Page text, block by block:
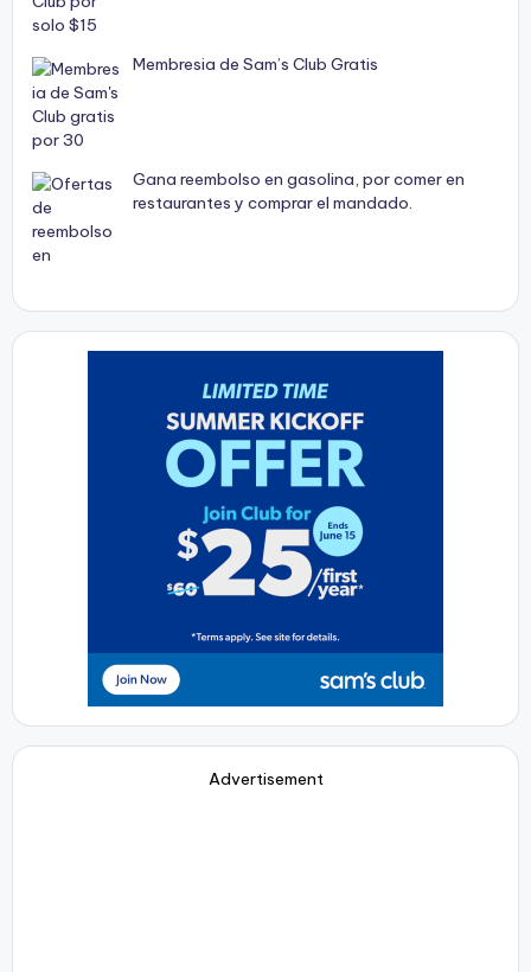
Membresia de Sam’s Club Gratis
Gana reembolso en gasolina, por comer en
restaurantes y comprar el mandado.
Advertisement